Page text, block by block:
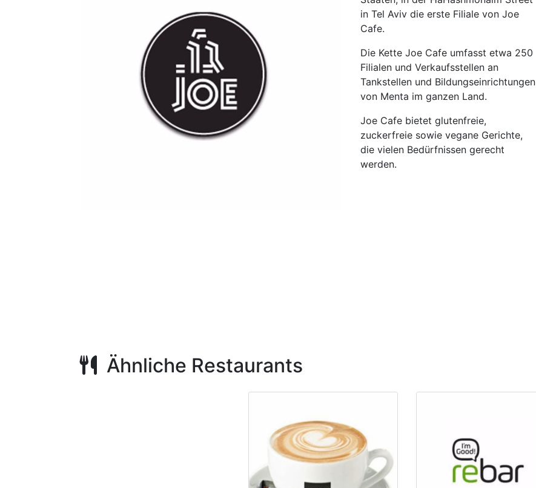
in Tel Aviv die erste Filiale von Joe
Cafe.
Die Kette Joe Cafe umfasst etwa 250
Filialen und Verkaufsstellen an
Tankstellen und Bildungseinrichtungen
von Menta im ganzen Land.
Joe Cafe bietet glutenfreie,
zuckerfreie sowie vegane Gerichte,
die vielen Bedürfnissen gerecht
werden.
Ähnliche Restaurants